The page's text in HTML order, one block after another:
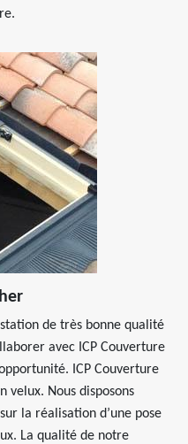
de très bonne qualité
avec ICP Couverture
ICP Couverture
velux. Nous disposons
la réalisation d’une pose
La qualité de notre